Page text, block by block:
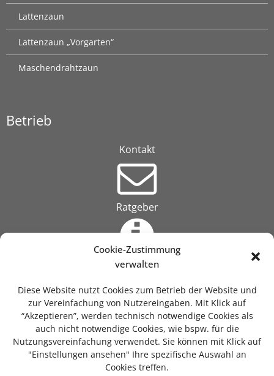
Cookie-Zustimmung
verwalten
Diese Website nutzt Cookies zum Betrieb der Website und
zur Vereinfachung von Nutzereingaben. Mit Klick auf
“Akzeptieren”, werden technisch notwendige Cookies als
auch nicht notwendige Cookies, wie bspw. für die
Nutzungsvereinfachung verwendet. Sie können mit Klick auf
"Einstellungen ansehen" Ihre spezifische Auswahl an
Cookies treffen.
Lattenzaun
Lattenzaun „Vorgarten“
Maschendrahtzaun
Betrieb
Kontakt
Ratgeber
Über uns
Suche